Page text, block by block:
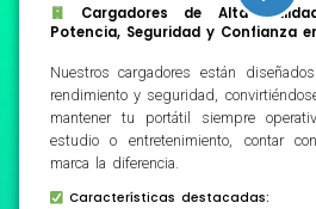
Cargadores de Alta
Potencia, Seguridad y Confianza
Nuestros cargadores están
rendimiento y seguridad,
mantener tu portátil siempre
estudio o entretenimiento, contar
marca la diferencia.
Características destacadas: